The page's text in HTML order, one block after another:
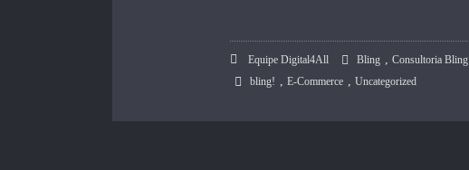
Equipe Digital4All Bling ,Consultoria Bling
bling! ,E-Commerce ,Uncategorized